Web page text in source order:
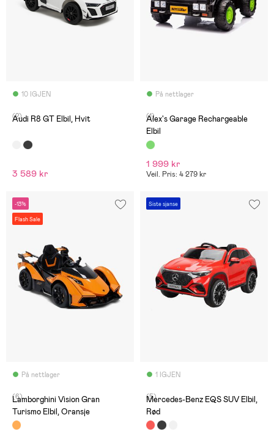
10 IGJEN
(2)
Audi R8 GT Elbil, Hvit
3 589 kr
På nettlager
(1)
Alex's Garage Rechargeable
Elbil
1 999 kr
Veil. Pris: 4 279 kr
-13%
Flash Sale
På nettlager
(6)
Lamborghini Vision Gran
Turismo Elbil, Oransje
Siste sjanse
1 IGJEN
(5)
Mercedes-Benz EQS SUV Elbil,
Rød